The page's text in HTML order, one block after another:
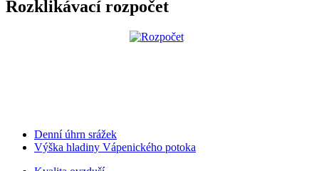
Rozklikávací rozpočet
Denní úhrn srážek
Výška hladiny Vápenického potoka